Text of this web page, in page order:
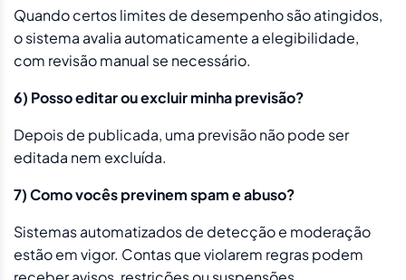
Quando certos limites de desempenho são atingidos,
o sistema avalia automaticamente a elegibilidade,
com revisão manual se necessário.
6) Posso editar ou excluir minha previsão?
Depois de publicada, uma previsão não pode ser
editada nem excluída.
7) Como vocês previnem spam e abuso?
Sistemas automatizados de detecção e moderação
estão em vigor. Contas que violarem regras podem